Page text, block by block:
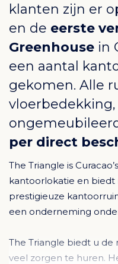
klanten zijn er
en de eerste
Greenhouse in
een aantal
gekomen. Alle
per direct
The Triangle is
kantoorlokatie en biedt
prestigieuze
een onderneming
The Triangle biedt u
veel zorgen te huren.